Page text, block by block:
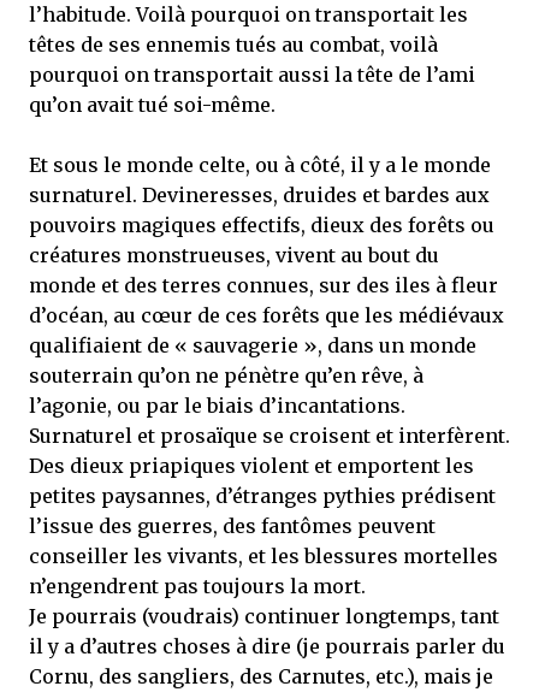
l’habitude. Voilà pourquoi on transportait les
têtes de ses ennemis tués au combat, voilà
pourquoi on transportait aussi la tête de l’ami
qu’on avait tué soi-même.
Et sous le monde celte, ou à côté, il y a le monde
surnaturel. Devineresses, druides et bardes aux
pouvoirs magiques effectifs, dieux des forêts ou
créatures monstrueuses, vivent au bout du
monde et des terres connues, sur des iles à fleur
d’océan, au cœur de ces forêts que les médiévaux
qualifiaient de « sauvagerie », dans un monde
souterrain qu’on ne pénètre qu’en rêve, à
l’agonie, ou par le biais d’incantations.
Surnaturel et prosaïque se croisent et interfèrent.
Des dieux priapiques violent et emportent les
petites paysannes, d’étranges pythies prédisent
l’issue des guerres, des fantômes peuvent
conseiller les vivants, et les blessures mortelles
n’engendrent pas toujours la mort.
Je pourrais (voudrais) continuer longtemps, tant
il y a d’autres choses à dire (je pourrais parler du
Cornu, des sangliers, des Carnutes, etc.), mais je